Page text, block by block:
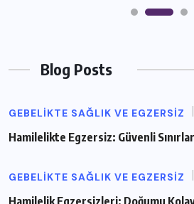
Blog Posts
GEBELIKTE SAĞLIK VE EGZERSIZ
Hamilelikte Egzersiz: Güvenli
GEBELIKTE SAĞLIK VE EGZERSIZ